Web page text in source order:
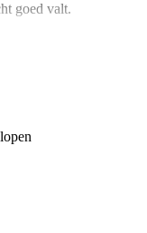
goed valt.
voetgangersstrook
zijn boodschappen
en eet die terug bij de
deuren verderop.